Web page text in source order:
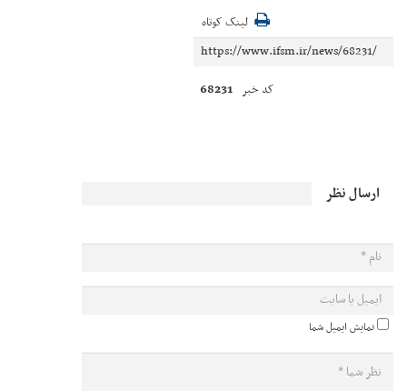
لینک کوتاه
کد خبر 68231
ارسال نظر
نمایش ایمیل شما